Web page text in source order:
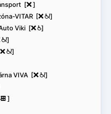
[ë]
VITAR [ë@<]
Viki [ë@]
@<]
ë@<]
VIVA [ë@<]
æ]